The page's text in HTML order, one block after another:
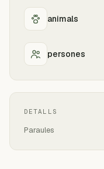
animals
persones
DETALLS
Paraules